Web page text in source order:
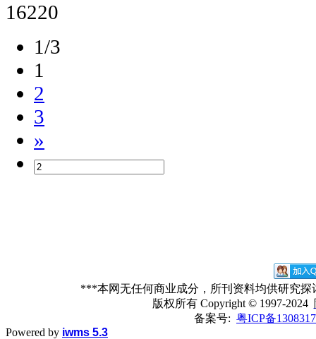
16220
1/3
1
2
3
»
***本网无任何商业成分，所刊资料均供研究
版权所有 Copyright © 1997-2024
备案号: 粤ICP备
Powered by iwms 5.3